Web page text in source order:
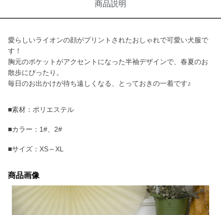
商品説明
愛らしいライオンの顔がプリントされたおしゃれで可愛い犬服で
す！
胸元のポケットがアクセントになった半袖デザインで、春夏のお
散歩にぴったり。
毎日のお出かけが待ち遠しくなる、とっておきの一着です♪
■素材：ポリエステル
■カラー：1#、2#
■サイズ：XS～XL
商品画像